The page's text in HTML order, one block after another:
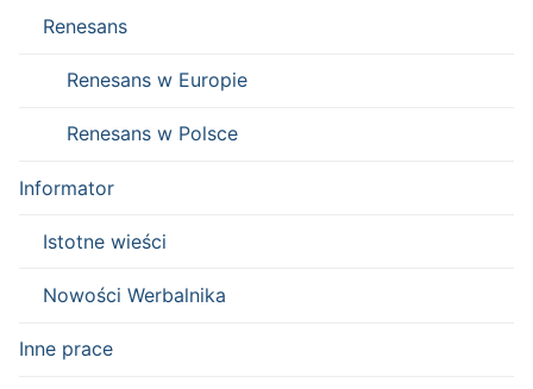
Renesans
Renesans w Europie
Renesans w Polsce
Informator
Istotne wieści
Nowości Werbalnika
Inne prace